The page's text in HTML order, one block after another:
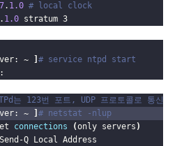
. 1.0 # local clock
. 1.0 stratum 3
~
# service ntpd start
는 123번 포트, UDP 프로토콜로 통신한
~
# netstat -nlup
connections (only servers )
Send-Q Local Address